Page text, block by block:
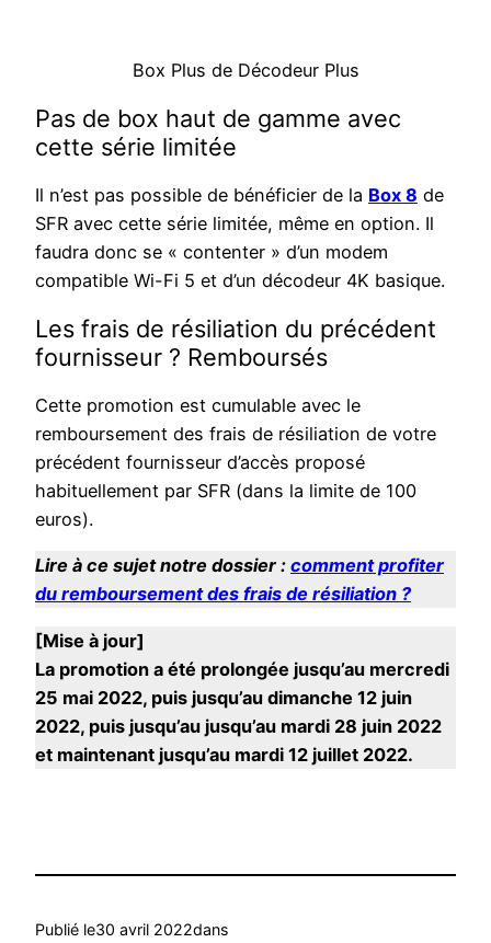
Box Plus de Décodeur Plus
Pas de box haut de gamme avec
cette série limitée
Il n’est pas possible de bénéficier de la Box 8 de
SFR avec cette série limitée, même en option. Il
faudra donc se « contenter » d’un modem
compatible Wi-Fi 5 et d’un décodeur 4K basique.
Les frais de résiliation du précédent
fournisseur ? Remboursés
Cette promotion est cumulable avec le
remboursement des frais de résiliation de votre
précédent fournisseur d’accès proposé
habituellement par SFR (dans la limite de 100
euros).
Lire à ce sujet notre dossier : comment profiter
du remboursement des frais de résiliation ?
[Mise à jour]
La promotion a été prolongée jusqu’au mercredi
25 mai 2022, puis jusqu’au dimanche 12 juin
2022, puis jusqu’au jusqu’au mardi 28 juin 2022
et maintenant jusqu’au mardi 12 juillet 2022.
Publié le30 avril 2022dans